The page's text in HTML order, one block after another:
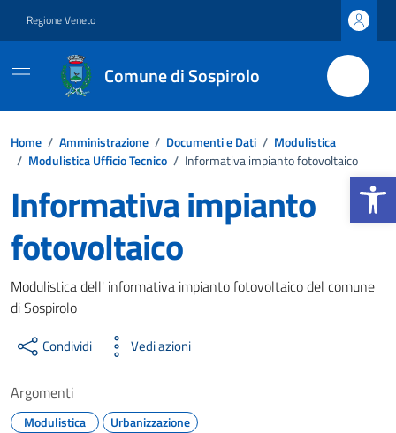
Apri la
Regione Veneto
Comune di Sospirolo
Home / Amministrazione / Documenti e Dati / Modulistica
/ Modulistica Ufficio Tecnico / Informativa impianto fotovoltaico
Informativa impianto
fotovoltaico
Dettagli del documento
Modulistica dell' informativa impianto fotovoltaico del comune
di Sospirolo
Condividi Vedi azioni
Argomenti
Modulistica Urbanizzazione